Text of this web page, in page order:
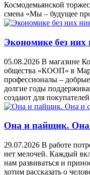
Космодемьянской
смена «Мы – будущее
Экономике без них
05.08.2026 В магазине
общества «КООП» в
профессионалы –
долгие годы
создают для
Она и пайщик. Она
29.07.2026 В работе
нет мелочей. Каждый
нам развиваться и
хотим рассказать о